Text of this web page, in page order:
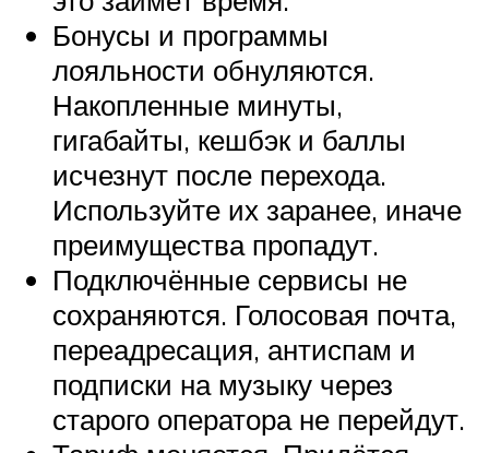
Бонусы и программы
лояльности обнуляются.
Накопленные минуты,
гигабайты, кешбэк и баллы
исчезнут после перехода.
Используйте их заранее, иначе
преимущества пропадут.
Подключённые сервисы не
сохраняются. Голосовая почта,
переадресация, антиспам и
подписки на музыку через
старого оператора не перейдут.